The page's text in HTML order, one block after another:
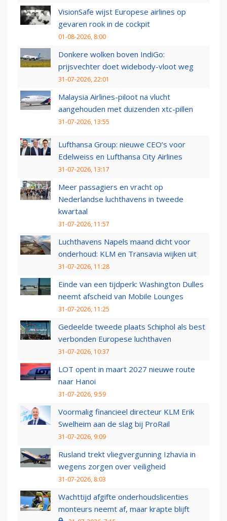
VisionSafe wijst Europese airlines op
gevaren rook in de cockpit
01-08-2026, 8:00
Donkere wolken boven IndiGo:
prijsvechter doet widebody-vloot weg
31-07-2026, 22:01
Malaysia Airlines-piloot na vlucht
aangehouden met duizenden xtc-pillen
31-07-2026, 13:55
Lufthansa Group: nieuwe CEO’s voor
Edelweiss en Lufthansa City Airlines
31-07-2026, 13:17
Meer passagiers en vracht op
Nederlandse luchthavens in tweede
kwartaal
31-07-2026, 11:57
Luchthavens Napels maand dicht voor
onderhoud: KLM en Transavia wijken uit
31-07-2026, 11:28
Einde van een tijdperk: Washington Dulles
neemt afscheid van Mobile Lounges
31-07-2026, 11:25
Gedeelde tweede plaats Schiphol als best
verbonden Europese luchthaven
31-07-2026, 10:37
LOT opent in maart 2027 nieuwe route
naar Hanoi
31-07-2026, 9:59
Voormalig financieel directeur KLM Erik
Swelheim aan de slag bij ProRail
31-07-2026, 9:09
Rusland trekt vliegvergunning Izhavia in
wegens zorgen over veiligheid
31-07-2026, 8:03
Wachttijd afgifte onderhoudslicenties
monteurs neemt af, maar krapte blijft